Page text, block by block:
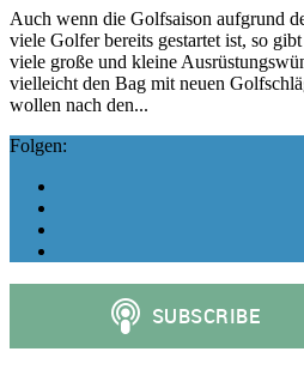
Auch wenn die Golfsaison aufgrund
viele Golfer bereits gestartet ist, so
viele große und kleine
vielleicht den Bag mit neuen
wollen nach den...
Folgen: